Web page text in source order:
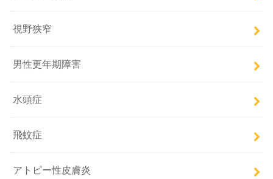
視野狭窄
男性更年期障害
水頭症
飛蚊症
アトピー性皮膚炎